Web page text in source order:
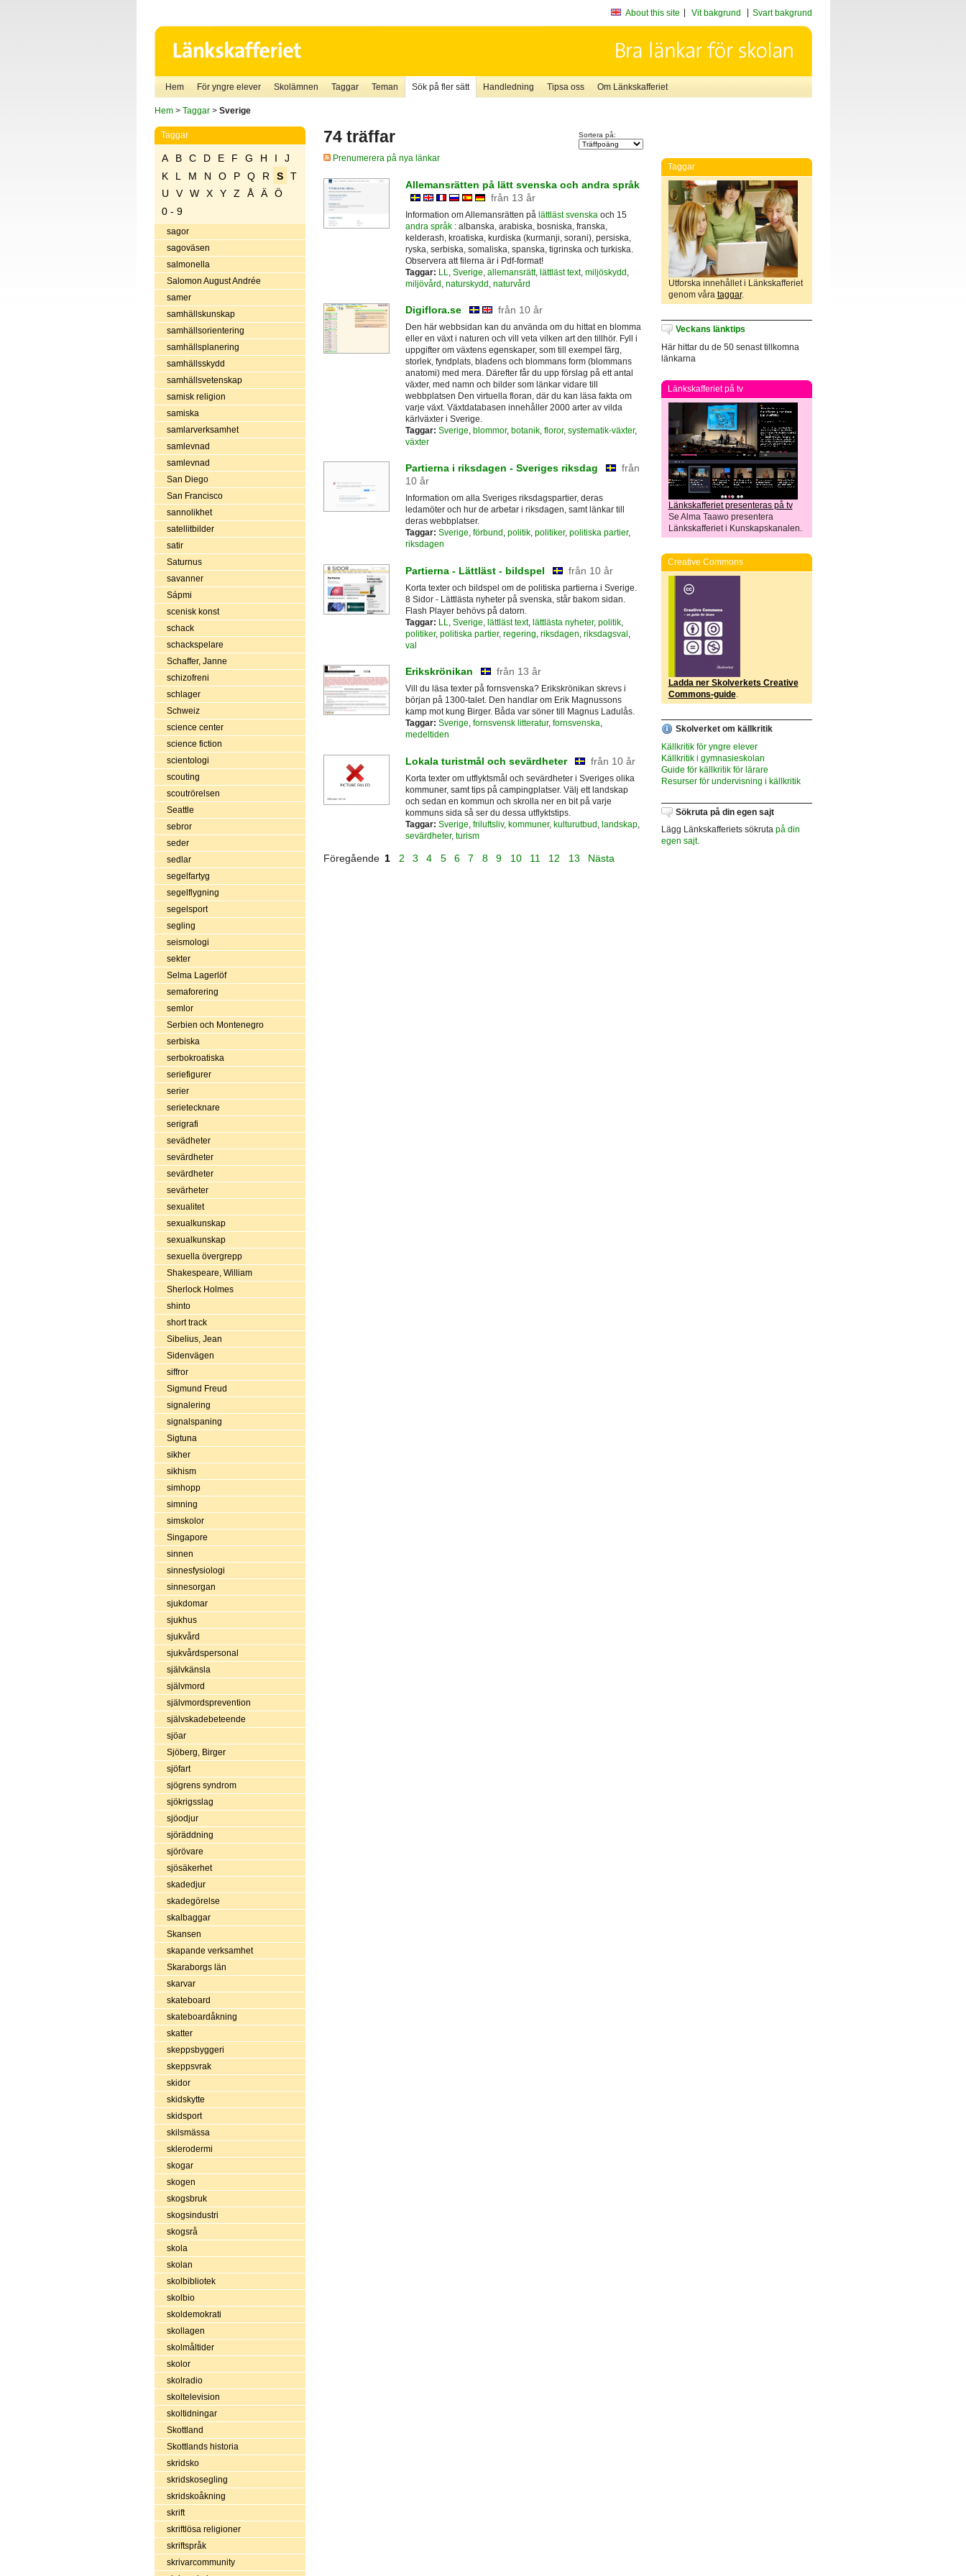
About this site Vit bakgrund Svart bakgrund
Hem För yngre elever Skolämnen Taggar Teman Sök på fler sätt Handledning Tipsa oss Om Länkskafferiet
Hem> Taggar> Sverige
Taggar
A B C D E F G H I
J
K
L M N O P Q R S
T
U
V W X Y Z Å Ä
Ö
0 - 9
sagor
sagoväsen
salmonella
Salomon August Andrée
samer
samhällskunskap
samhällsorientering
samhällsplanering
samhällsskydd
samhällsvetenskap
samisk religion
samiska
samlarverksamhet
samlevnad
samlevnad
San Diego
San Francisco
sannolikhet
satellitbilder
satir
Saturnus
savanner
Sápmi
scenisk konst
schack
schackspelare
Schaffer, Janne
schizofreni
schlager
Schweiz
science center
science fiction
scientologi
scouting
scoutrörelsen
Seattle
sebror
seder
sedlar
segelfartyg
segelflygning
segelsport
segling
seismologi
sekter
Selma Lagerlöf
semaforering
semlor
Serbien och Montenegro
serbiska
serbokroatiska
seriefigurer
serier
serietecknare
serigrafi
sevädheter
sevärdheter
sevärdheter
sevärheter
sexualitet
sexualkunskap
sexualkunskap
sexuella övergrepp
Shakespeare, William
Sherlock Holmes
shinto
short track
Sibelius, Jean
Sidenvägen
siffror
Sigmund Freud
signalering
signalspaning
Sigtuna
sikher
sikhism
simhopp
simning
simskolor
Singapore
sinnen
sinnesfysiologi
sinnesorgan
sjukdomar
sjukhus
sjukvård
sjukvårdspersonal
självkänsla
självmord
självmordsprevention
självskadebeteende
sjöar
Sjöberg, Birger
sjöfart
sjögrens syndrom
sjökrigsslag
sjöodjur
sjöräddning
sjörövare
sjösäkerhet
skadedjur
skadegörelse
skalbaggar
Skansen
skapande verksamhet
Skaraborgs län
skarvar
skateboard
skateboardåkning
skatter
skeppsbyggeri
skeppsvrak
skidor
skidskytte
skidsport
skilsmässa
sklerodermi
skogar
skogen
skogsbruk
skogsindustri
skogsrå
skola
skolan
skolbibliotek
skolbio
skoldemokrati
skollagen
skolmåltider
skolor
skolradio
skoltelevision
skoltidningar
Skottland
Skottlands historia
skridsko
skridskosegling
skridskoåkning
skrift
skriftlösa religioner
skriftspråk
skrivarcommunity
74 träffar Sortera på:
Prenumerera på nya länkar
Allemansrätten på lätt svenska och andra språk
från 13 år
Information om Allemansrätten på lättläst svenska och 15
andra språk: albanska, arabiska, bosniska, franska,
kelderash, kroatiska, kurdiska (kurmanji, sorani), persiska,
ryska, serbiska, somaliska, spanska, tigrinska och turkiska.
Observera att filerna är i Pdf-format!
Taggar: LL Sverige allemansrätt, lättläst text, miljöskydd
miljövård naturskydd naturvård
Digiflora.se från 10 år
Den här webbsidan kan du använda om du hittat en blomma
eller en växt i naturen och vill veta vilken art den tillhör. Fyll i
uppgifter om växtens egenskaper, som till exempel färg,
storlek, fyndplats, bladens och blommans form (blommans
anatomi) med mera. Därefter får du upp förslag på ett antal
växter, med namn och bilder som länkar vidare till
webbplatsen Den virtuella floran, där du kan läsa fakta om
varje växt. Växtdatabasen innehåller 2000 arter av vilda
kärlväxter i Sverige.
Taggar: Sverige, blommor, botanik, floror, systematik-växter,
växter
Partierna i riksdagen - Sveriges riksdag
från
10 år
Information om alla Sveriges riksdagspartier, deras
ledamöter och hur de arbetar i riksdagen, samt länkar till
deras webbplatser.
Taggar: Sverige, förbund , politik, politiker, politiska partier,
riksdagen
Partierna - Lättläst - bildspel från 10 år
Korta texter och bildspel om de politiska partierna i Sverige.
8 Sidor - Lättlästa nyheter på svenska, står bakom sidan.
Flash Player behövs på datorn.
Taggar: LL, Sverige, lättläst text, lättlästa nyheter, politik,
politiker, politiska partier, regering, riksdagen, riksdagsval,
val
Erikskrönikan från 13 år
Vill du läsa texter på fornsvenska? Erikskrönikan skrevs i
början på 1300-talet. Den handlar om Erik Magnussons
kamp mot kung Birger. Båda var söner till Magnus Ladulås.
Taggar: Sverige, fornsvensk litteratur, fornsvenska,
medeltiden
Lokala turistmål och sevärdheter från 10 år
Korta texter om utflyktsmål och sevärdheter i Sveriges olika
kommuner, samt tips på campingplatser. Välj ett landskap
och sedan en kommun och skrolla ner en bit på varje
kommuns sida så ser du dessa utflyktstips.
Taggar: Sverige friluftsliv, kommuner, kulturutbud landskap,
sevärdheter, turism
Föregående 1 2 3 4 5 6 7 8 9 10 11 12 13 Nästa
Taggar
Utforska innehållet i Länkskafferiet
genom våra taggar.
Veckans länktips
Här hittar du de 50 senast tillkomna
länkarna
Länkskafferiet på tv
Länkskafferiet presenteras på tv
Se Alma Taawo presentera
Länkskafferiet i Kunskapskanalen.
Creative Commons
Ladda ner Skolverkets Creative
Commons-guide.
Skolverket om källkritik
Källkritik för yngre elever
Källkritik i gymnasieskolan
Guide för källkritik för lärare
Resurser för undervisning i källkritik
Sökruta på din egen sajt
Lägg Länkskafferiets sökruta på din
egen sajt.